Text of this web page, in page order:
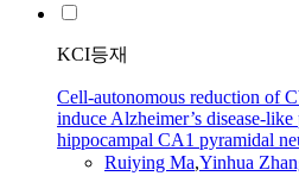
KCI등재
Cell-autonomous reduction of
induce Alzheimer’s disease-
hippocampal CA1 pyramidal
Ruiying Ma,Yinhua